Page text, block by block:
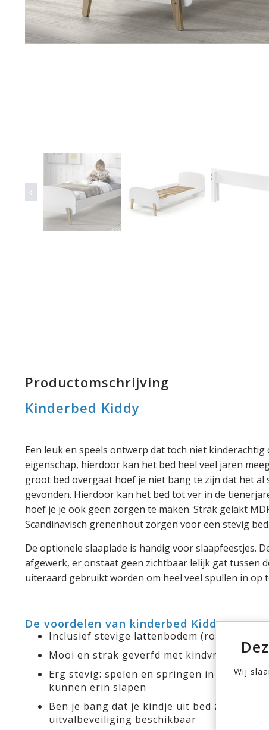
Productomschrijving
Kinderbed Kiddy
Een leuk en speels ontwerp dat toch niet kinderachtig
eigenschap, hierdoor kan het bed heel veel jaren
groot bed overgaat hoef je niet bang te zijn dat het
gevonden. Hierdoor kan het bed tot ver in de
hoef je je ook geen zorgen te maken. Strak gelakt
Scandinavisch grenenhout zorgen voor een stevig bed.
De optionele slaaplade is handig voor slaapfeestjes.
afgewerk, er onstaat geen zichtbaar lelijk gat tussen
uiteraard gebruikt worden om heel veel spullen in op
De voordelen van kinderbed Kiddy
Inclusief stevige lattenbodem (rolbodem)
Mooi en strak geverfd met kindvriendelijke
Erg stevig: spelen en springen in bed is
kunnen erin slapen
Ben je bang dat je kindje uit bed zal vallen?
uitvalbeveiliging beschikbaar
Wij